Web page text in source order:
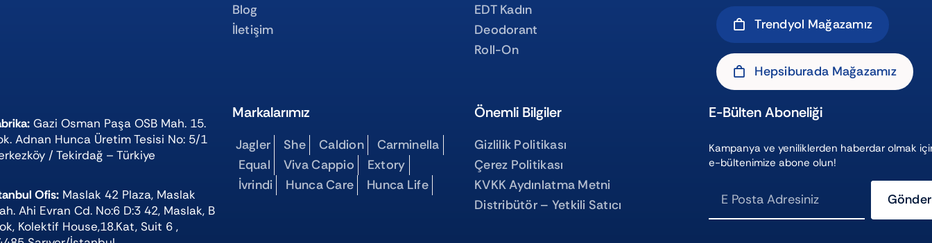
Blog
İletişim
EDT Kadın
Deodorant
Roll-On
Trendyol Mağazamız
Hepsiburada Mağazamız
Gazi Osman Paşa OSB Mah. 15.
Adnan Hunca Üretim Tesisi No: 5/1
/ Tekirdağ – Türkiye
Ofis: Maslak 42 Plaza, Maslak
Ahi Evran Cd. No:6 D:3 42, Maslak, B
Kolektif House,18.Kat, Suit 6 ,
Markalarımız
Jagler She Caldion
Carminella
Equal
Viva Cappio
Extory
İvrindi
Hunca Care Hunca Life
Önemli Bilgiler
Gizlilik Politikası
Çerez Politikası
KVKK Aydınlatma Metni
Distribütör – Yetkili Satıcı
E-Bülten Aboneliği
Kampanya ve yeniliklerden haberdar olmak
e-bültenimize abone olun!
Gönder